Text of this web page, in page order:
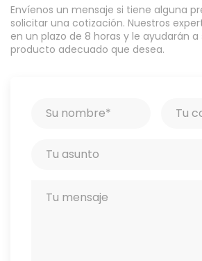
Envíenos un mensaje si tiene alguna
solicitar una cotización. Nuestros
en un plazo de 8 horas y le ayudarán
producto adecuado que desea.